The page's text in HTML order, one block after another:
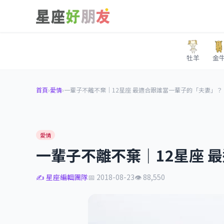
牡羊 金
首頁›愛情›一輩子不離不棄｜12星座 最適合跟誰當一輩子的「夫妻」？
愛情
一輩子不離不棄｜12星座
✍️ 星座編輯團隊📅 2018-08-23👁 88,550